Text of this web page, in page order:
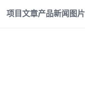
项目文章产品新闻 图片